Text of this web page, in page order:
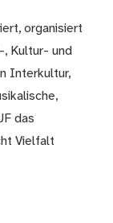
organisiert
Kultur- und
Interkultur,
das
Vielfalt